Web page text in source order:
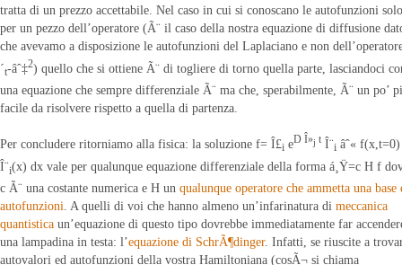
tratta di un prezzo accettabile. Nel caso in cui si conoscano le autofunzioni solo
per un pezzo dell’operatore (Ã¨ il caso della nostra equazione di diffusione
che avevamo a disposizione le autofunzioni del Laplaciano e non
´t-âˆ‡2) quello che si ottiene Ã¨ di togliere di torno quella parte, lasciandoci
una equazione che sempre differenziale Ã¨ ma che, sperabilmente, Ã¨ un po’
facile da risolvere rispetto a quella di partenza.
Per concludere ritorniamo alla fisica: la soluzione f= Î£i eD Î»j t Î¨i âˆ« f(x,t=0)
Î¨i(x) dx vale per qualunque equazione differenziale della forma á¸Ÿ=c H f
c Ã¨ una costante numerica e H un qualunque operatore che ammetta una base
autofunzioni. A quelli di voi che hanno almeno un’infarinatura di meccanica
quantistica un’equazione di questo tipo dovrebbe immediatamente far
una lampadina in testa: l’equazione di SchrÃ¶dinger. Infatti, se riuscite a
autovalori ed autofunzioni della vostra Hamiltoniana (cosÃ¬ si chiama